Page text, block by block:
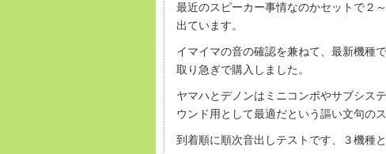
最近のスピーカー事情なのかセットで２
出ています。
イマイマの音の確認を兼ねて、最新機種
取り急ぎで購入しました。
ヤマハとデノンはミニコンポやサブシス
ウンド用として最適だという謳い文句の
到着順に順次音出しテストです、３機種